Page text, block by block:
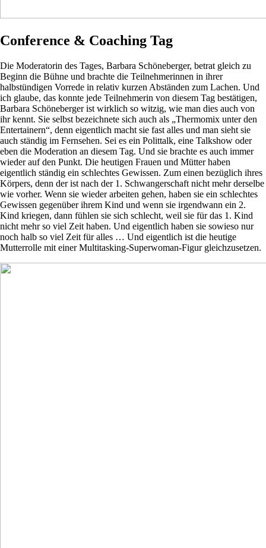
Conference & Coaching Tag
Die Moderatorin des Tages, Barbara Schöneberger, betrat gleich zu
Beginn die Bühne und brachte die Teilnehmerinnen in ihrer
halbstündigen Vorrede in relativ kurzen Abständen zum Lachen. Und
ich glaube, das konnte jede Teilnehmerin von diesem Tag bestätigen,
Barbara Schöneberger ist wirklich so witzig, wie man dies auch von
ihr kennt. Sie selbst bezeichnete sich auch als „Thermomix unter den
Entertainern“, denn eigentlich macht sie fast alles und man sieht sie
auch ständig im Fernsehen. Sei es ein Polittalk, eine Talkshow oder
eben die Moderation an diesem Tag. Und sie brachte es auch immer
wieder auf den Punkt. Die heutigen Frauen und Mütter haben
eigentlich ständig ein schlechtes Gewissen. Zum einen bezüglich ihres
Körpers, denn der ist nach der 1. Schwangerschaft nicht mehr derselbe
wie vorher. Wenn sie wieder arbeiten gehen, haben sie ein schlechtes
Gewissen gegenüber ihrem Kind und wenn sie irgendwann ein 2.
Kind kriegen, dann fühlen sie sich schlecht, weil sie für das 1. Kind
nicht mehr so viel Zeit haben. Und eigentlich haben sie sowieso nur
noch halb so viel Zeit für alles … Und eigentlich ist die heutige
Mutterrolle mit einer Multitasking-Superwoman-Figur gleichzusetzen.